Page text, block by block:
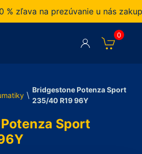
na prezúvanie u nás
0
\
Bridgestone Potenza Sport
235/40 R19 96Y
Sport